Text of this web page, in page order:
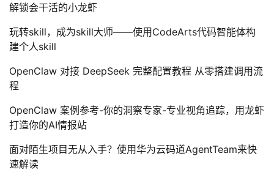
解锁会干活的小龙虾
玩转skill，成为skill大师——使用CodeArts代码智能体构
建个人skill
OpenClaw 对接 DeepSeek 完整配置教程 从零搭建调用流
程
OpenClaw 案例参考-你的洞察专家-专业视角追踪，用龙虾
打造你的AI情报站
面对陌生项目无从入手？使用华为云码道AgentTeam来快
速解读